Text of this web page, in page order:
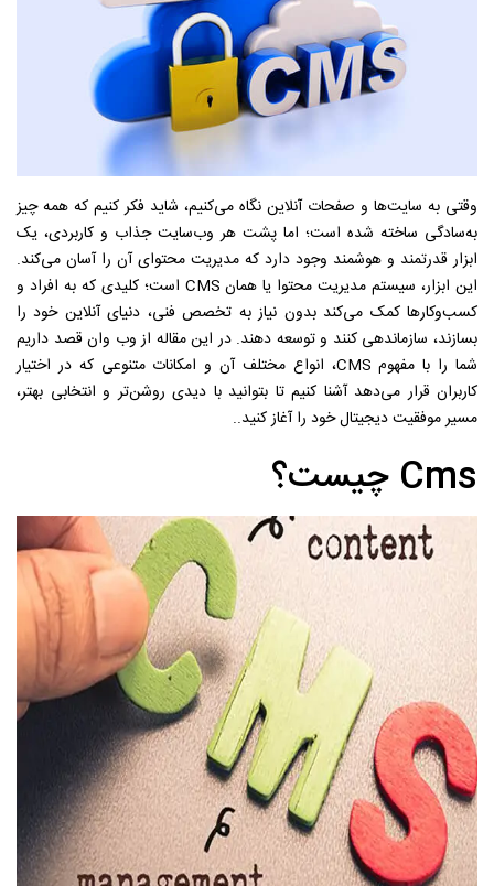
وقتی به سایت‌ها و صفحات آنلاین نگاه می‌کنیم، شاید فکر کنیم که همه چیز
به‌سادگی ساخته شده است؛ اما پشت هر وب‌سایت جذاب و کاربردی، یک
ابزار قدرتمند و هوشمند وجود دارد که مدیریت محتوای آن را آسان می‌کند.
این ابزار، سیستم مدیریت محتوا یا همان CMS است؛ کلیدی که به افراد و
کسب‌وکارها کمک می‌کند بدون نیاز به تخصص فنی، دنیای آنلاین خود را
بسازند، سازماندهی کنند و توسعه دهند. در این مقاله از وب وان قصد داریم
شما را با مفهوم CMS، انواع مختلف آن و امکانات متنوعی که در اختیار
کاربران قرار می‌دهد آشنا کنیم تا بتوانید با دیدی روشن‌تر و انتخابی بهتر،
مسیر موفقیت دیجیتال خود را آغاز کنید..
Cms چیست؟